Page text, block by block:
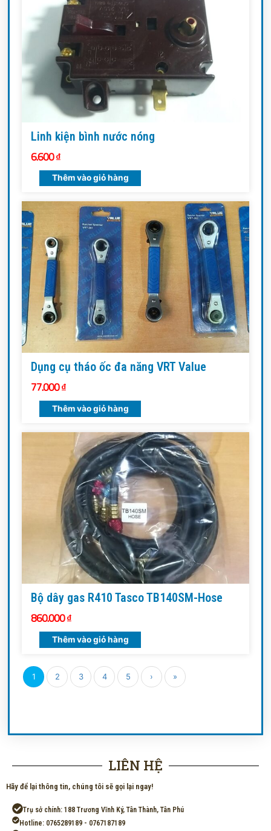
Linh kiện bình nước nóng
6.600₫
Thêm vào giỏ hàng
Dụng cụ tháo ốc đa năng VRT Value
77.000₫
Thêm vào giỏ hàng
Bộ dây gas R410 Tasco TB140SM-Hose
860.000₫
Thêm vào giỏ hàng
1 2 3 4 5 › »
LIÊN HỆ
Hãy để lại thông tin, chúng tôi sẽ gọi lại ngay!
Trụ sở chính: 188 Trương Vĩnh Ký, Tân Thành, Tân Phú
Hotline: 0765289189 - 0767187189